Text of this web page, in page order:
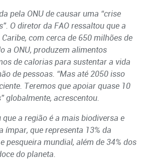
pela ONU de causar uma “crise
O diretor da FAO ressaltou que a
com cerca de 650 milhões de
a ONU, produzem alimentos
de calorias para sustentar a vida
de pessoas. “Mas até 2050 isso
Teremos que apoiar quase 10
globalmente, acrescentou.
a região é a mais biodiversa e
ímpar, que representa 13% da
pesqueira mundial, além de 34% dos
do planeta.